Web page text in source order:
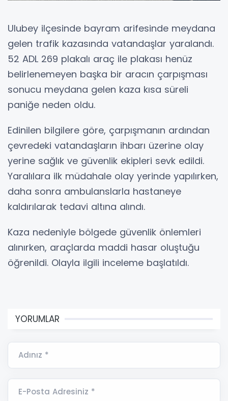
Ulubey ilçesinde bayram arifesinde meydana
gelen trafik kazasında vatandaşlar yaralandı.
52 ADL 269 plakalı araç ile plakası henüz
belirlenemeyen başka bir aracın çarpışması
sonucu meydana gelen kaza kısa süreli
paniğe neden oldu.
Edinilen bilgilere göre, çarpışmanın ardından
çevredeki vatandaşların ihbarı üzerine olay
yerine sağlık ve güvenlik ekipleri sevk edildi.
Yaralılara ilk müdahale olay yerinde yapılırken,
daha sonra ambulanslarla hastaneye
kaldırılarak tedavi altına alındı.
Kaza nedeniyle bölgede güvenlik önlemleri
alınırken, araçlarda maddi hasar oluştuğu
öğrenildi. Olayla ilgili inceleme başlatıldı.
YORUMLAR
Adınız *
E-Posta Adresiniz *